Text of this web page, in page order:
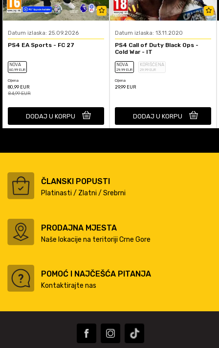
Datum izlaska: 25.09.2026
PS4 EA Sports - FC 27
NOVA
80,99 EUR
Cijena
80,99 EUR
84,99EUR
DODAJ U KORPU
Datum izlaska: 13.11.2020
PS4 Call of Duty Black Ops -
Cold War - IT
NOVA
29,99 EUR
KORIŠĆENA
29,99 EUR
Cijena
29,99 EUR
DODAJ U KORPU
ČLANSKI POPUSTI
Platinasti / Zlatni / Srebrni
PRODAJNA MJESTA
Naše lokacije na teritoriji Crne Gore
POMOĆ I NAJČEŠĆA PITANJA
Kontaktirajte nas